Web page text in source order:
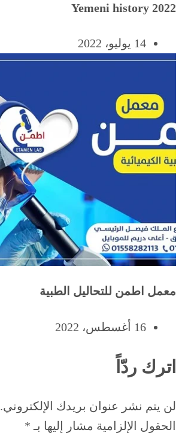
Yemeni history 2022
14 يوليو، 2022
معمل اطمن للتحاليل الطبية
16 أغسطس، 2022
اترك ردّاً
لن يتم نشر عنوان بريدك الإلكتروني.
الحقول الإلزامية مشار إليها بـ *